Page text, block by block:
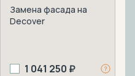
Замена фасада на
Decover
1 041 250 ₽